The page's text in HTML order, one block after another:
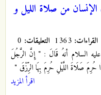
من صلاة الليل و
القراءات: التعليقات:
السلام أنهُ قَالَ : " إِنَّ الرَّجُلَ‏
حُرِمَ صَلَاةَ اللَّيْلِ حُرِمَ بِهَا الرِّزْقَ "
اقرأ المزيد